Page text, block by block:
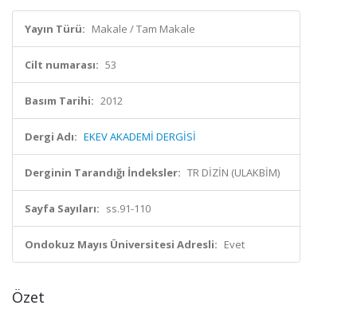
Yayın Türü: Makale / Tam Makale
Cilt numarası: 53
Basım Tarihi: 2012
Dergi Adı: EKEV AKADEMİ DERGİSİ
Derginin Tarandığı İndeksler: TR DİZİN (ULAKBİM)
Sayfa Sayıları: ss.91-110
Ondokuz Mayıs Üniversitesi Adresli: Evet
Özet